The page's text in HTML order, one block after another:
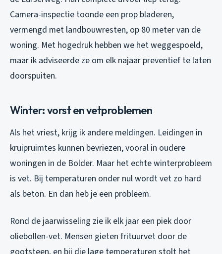
Camera-inspectie toonde een prop bladeren,
vermengd met landbouwresten, op 80 meter van de
woning. Met hogedruk hebben we het weggespoeld,
maar ik adviseerde ze om elk najaar preventief te laten
doorspuiten.
Winter: vorst en vetproblemen
Als het vriest, krijg ik andere meldingen. Leidingen in
kruipruimtes kunnen bevriezen, vooral in oudere
woningen in de Bolder. Maar het echte winterprobleem
is vet. Bij temperaturen onder nul wordt vet zo hard
als beton. En dan heb je een probleem.
Rond de jaarwisseling zie ik elk jaar een piek door
oliebollen-vet. Mensen gieten frituurvet door de